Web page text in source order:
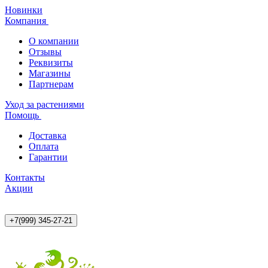
Новинки
Компания
О компании
Отзывы
Реквизиты
Магазины
Партнерам
Уход за растениями
Помощь
Доставка
Оплата
Гарантии
Контакты
Акции
+7(999) 345-27-21